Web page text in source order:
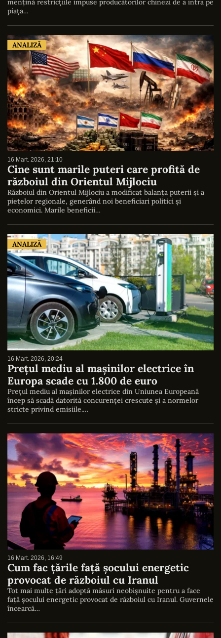
mențină restricțiile impuse producătorilor chinezi de a intra pe
piața…
ANALIZĂ
16 Mart. 2026, 21:10
Cine sunt marile puteri care profită de
războiul din Orientul Mijlociu
Războiul din Orientul Mijlociu a modificat balanța puterii și a
piețelor regionale, generând noi beneficiari politici și
economici. Marile beneficii…
ANALIZĂ
16 Mart. 2026, 20:24
Prețul mediu al mașinilor electrice în
Europa scade cu 1.800 de euro
Prețul mediu al mașinilor electrice din Uniunea Europeană
încep să scadă datorită concurenței crescute și a normelor
stricte privind emisiile.…
16 Mart. 2026, 16:49
Cum fac țările față șocului energetic
provocat de războiul cu Iranul
Tot mai multe țări adoptă măsuri neobișnuite pentru a face
față șocului energetic provocat de războiul cu Iranul. Guvernele
încearcă…